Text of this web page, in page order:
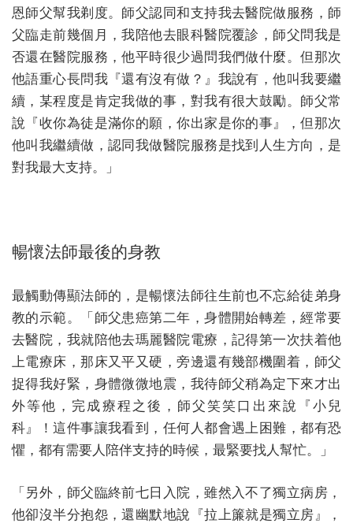
恩師父幫我剃度。師父認同和支持我去醫院做服務，師
父臨走前幾個月，我陪他去眼科醫院覆診，師父問我是
否還在醫院服務，他平時很少過問我們做什麼。但那次
他語重心長問我『還有沒有做？』我說有，他叫我要繼
續，某程度是肯定我做的事，對我有很大鼓勵。師父常
說『收你為徒是滿你的願，你出家是你的事』，但那次
他叫我繼續做，認同我做醫院服務是找到人生方向，是
對我最大支持。」
暢懷法師最後的身教
最觸動傳顯法師的，是暢懷法師往生前也不忘給徒弟身
教的示範。「師父患癌第二年，身體開始轉差，經常要
去醫院，我就陪他去瑪麗醫院電療，記得第一次扶着他
上電療床，那床又平又硬，旁邊還有幾部機圍着，師父
捉得我好緊，身體微微地震，我待師父稍為定下來才出
外等他，完成療程之後，師父笑笑口出來說『小兒
科』！這件事讓我看到，任何人都會遇上困難，都有恐
懼，都有需要人陪伴支持的時候，最緊要找人幫忙。」
「另外，師父臨終前七日入院，雖然入不了獨立病房，
他卻沒半分抱怨，還幽默地說『拉上簾就是獨立房』，